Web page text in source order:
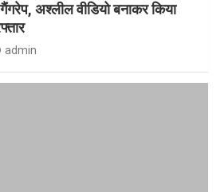
अश्लील वीडियो बनाकर किया
admin